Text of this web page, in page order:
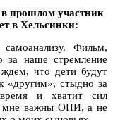
прошлом участник
в Хельсинки:
Фильм,
за наше стремление
что дети будут
«другим», стыдно за
и хватит сил
мне важны ОНИ, а не